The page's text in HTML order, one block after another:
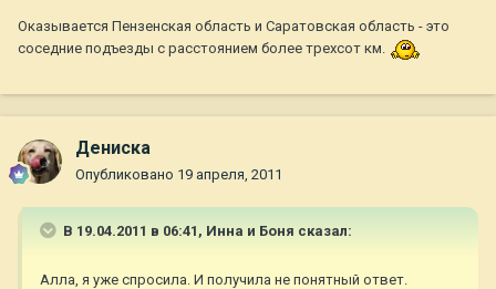
Оказывается Пензенская область и Саратовская область - это
соседние подъезды с расстоянием более трехсот км.
Дениска
Опубликовано 19 апреля, 2011
В 19.04.2011 в 06:41, Инна и Боня сказал:
Алла, я уже спросила. И получила не понятный ответ.